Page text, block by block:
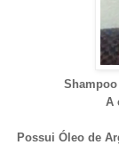
A
Possui Óleo de